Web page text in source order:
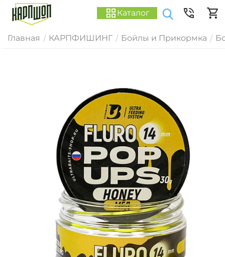
Каталог
Главная / КАРПФИШИНГ / Бойлы и Прикормка /